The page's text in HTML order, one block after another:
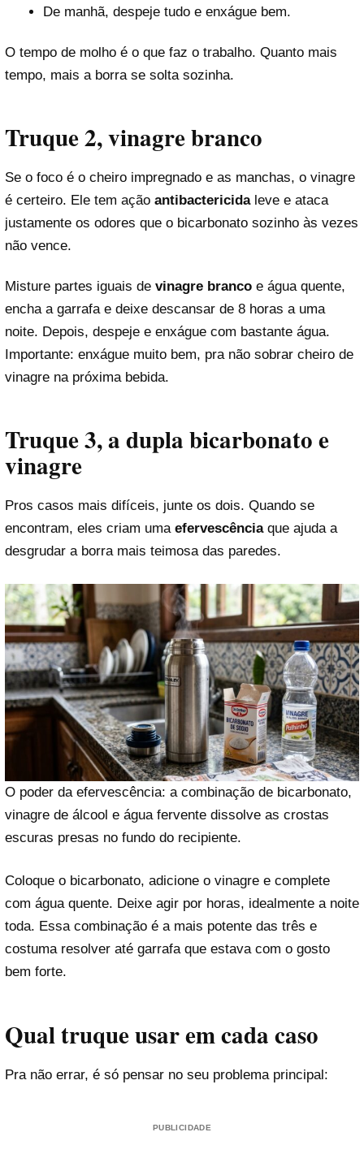
De manhã, despeje tudo e enxágue bem.
O tempo de molho é o que faz o trabalho. Quanto mais
tempo, mais a borra se solta sozinha.
Truque 2, vinagre branco
Se o foco é o cheiro impregnado e as manchas, o vinagre
é certeiro. Ele tem ação antibactericidaleve e ataca
justamente os odores que o bicarbonato sozinho às vezes
não vence.
Misture partes iguais de vinagre branco e água quente,
encha a garrafa e deixe descansar de 8 horas a uma
noite. Depois, despeje e enxágue com bastante água.
Importante: enxágue muito bem, pra não sobrar cheiro de
vinagre na próxima bebida.
Truque 3, a dupla bicarbonato e
vinagre
Pros casos mais difíceis, junte os dois. Quando se
encontram, eles criam uma efervescênciaque ajuda a
desgrudar a borra mais teimosa das paredes.
O poder da efervescência: a combinação de bicarbonato,
vinagre de álcool e água fervente dissolve as crostas
escuras presas no fundo do recipiente.
Coloque o bicarbonato, adicione o vinagre e complete
com água quente. Deixe agir por horas, idealmente a noite
toda. Essa combinação é a mais potente das três e
costuma resolver até garrafa que estava com o gosto
bem forte.
Qual truque usar em cada caso
Pra não errar, é só pensar no seu problema principal:
PUBLICIDADE